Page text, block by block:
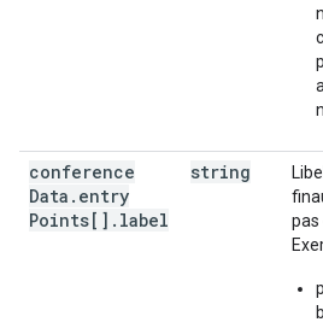
conference
Data . entry
Points[] . label
string
pas